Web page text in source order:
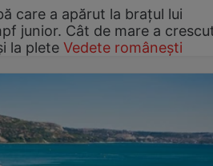
care a apărut la brațul lui
junior. Cât de mare a
la plete Vedete românești